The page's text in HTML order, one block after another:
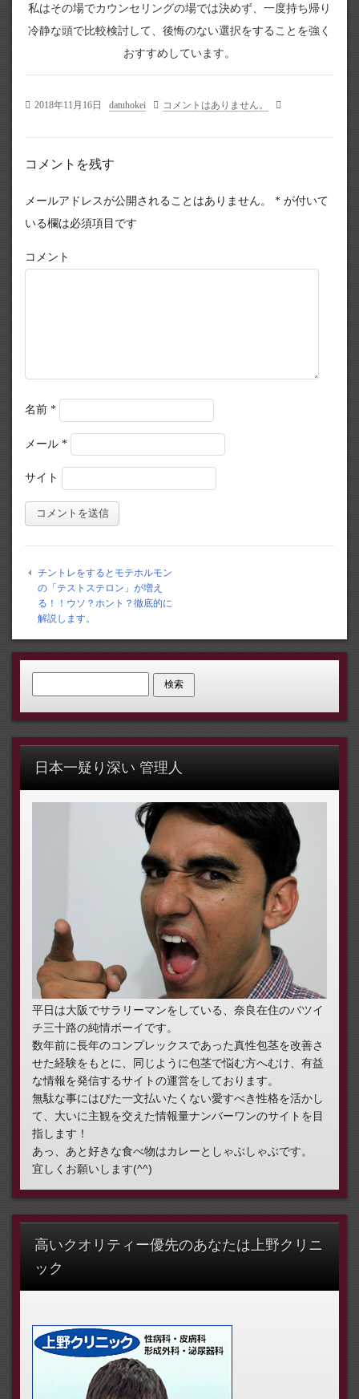
私はその場でカウンセリングの場では決めず、一度持ち帰り
冷静な頭で比較検討して、後悔のない選択をすることを強く
おすすめしています。
2018年11月16日 datuhokei コメントはありません。
コメントを残す
メールアドレスが公開されることはありません。 * が付いて
いる欄は必須項目です
コメント
名前 *
メール *
サイト
チントレをするとモテホルモン
の「テストステロン」が増え
る！！ウソ？ホント？徹底的に
解説します。
日本一疑り深い 管理人
平日は大阪でサラリーマンをしている、奈良在住のバツイ
チ三十路の純情ボーイです。
数年前に長年のコンプレックスであった真性包茎を改善さ
せた経験をもとに、同じように包茎で悩む方へむけ、有益
な情報を発信するサイトの運営をしております。
無駄な事にはびた一文払いたくない愛すべき性格を活かし
て、大いに主観を交えた情報量ナンバーワンのサイトを目
指します！
あっ、あと好きな食べ物はカレーとしゃぶしゃぶです。
宜しくお願いします(^^)
高いクオリティー優先のあなたは上野クリニ
ック